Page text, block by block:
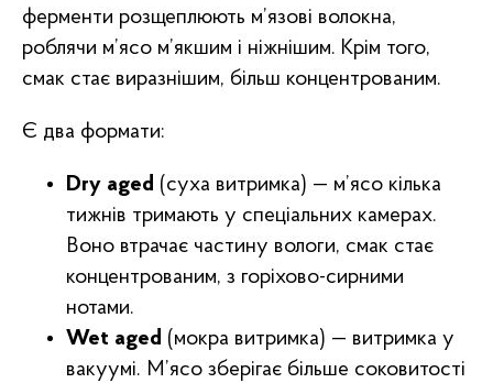
ферменти розщеплюють м’язові волокна,
роблячи м’ясо м’якшим і ніжнішим. Крім того,
смак стає виразнішим, більш концентрованим.
Є два формати:
Dry aged (суха витримка) — м’ясо кілька
тижнів тримають у спеціальних камерах.
Воно втрачає частину вологи, смак стає
концентрованим, з горіхово-сирними
нотами.
Wet aged (мокра витримка) — витримка у
вакуумі. М’ясо зберігає більше соковитості